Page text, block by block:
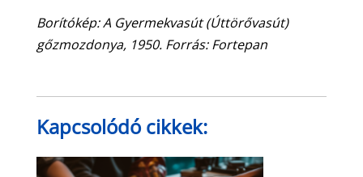
Borítókép: A Gyermekvasút (Úttörővasút)
gőzmozdonya, 1950. Forrás: Fortepan
Kapcsolódó cikkek: